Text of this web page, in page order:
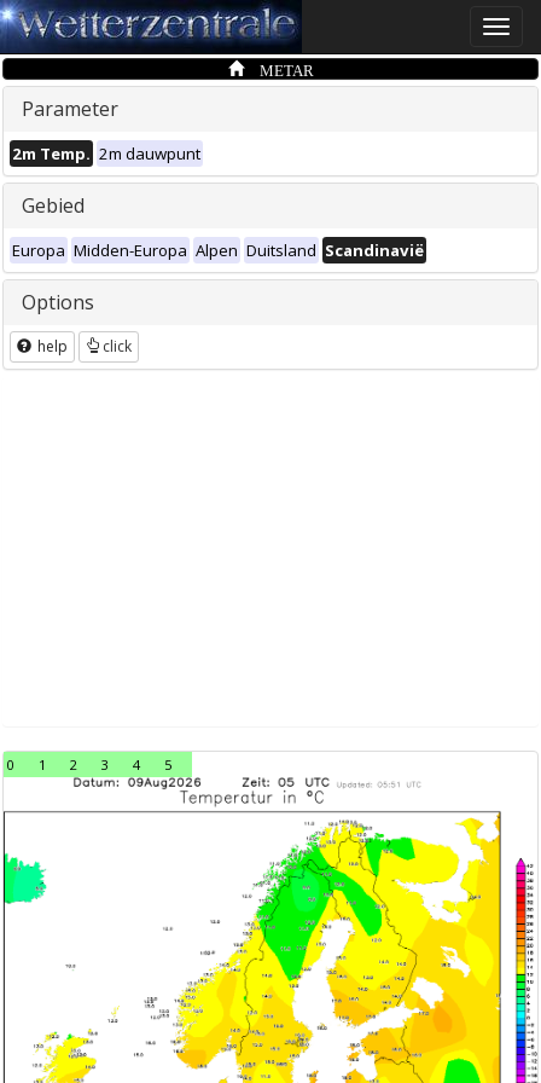
Toggle
METAR
Parameter
2m Temp. 2m dauwpunt
Gebied
Europa Midden-Europa Alpen Duitsland Scandinavië
Options
help click
0 1 2 3 4 5